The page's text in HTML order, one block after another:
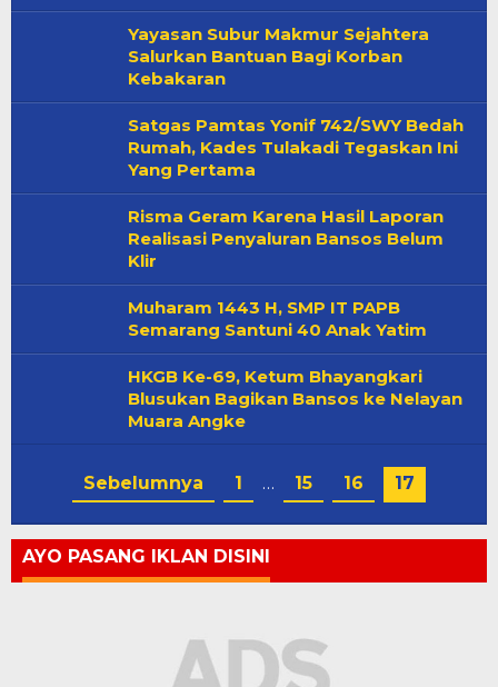
Yayasan Subur Makmur Sejahtera
Salurkan Bantuan Bagi Korban
Kebakaran
Satgas Pamtas Yonif 742/SWY Bedah
Rumah, Kades Tulakadi Tegaskan Ini
Yang Pertama
Risma Geram Karena Hasil Laporan
Realisasi Penyaluran Bansos Belum
Klir
Muharam 1443 H, SMP IT PAPB
Semarang Santuni 40 Anak Yatim
HKGB Ke-69, Ketum Bhayangkari
Blusukan Bagikan Bansos ke Nelayan
Muara Angke
Sebelumnya 1 … 15 16 17
AYO PASANG IKLAN DISINI